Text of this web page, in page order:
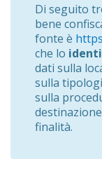
Di seguito
bene
fonte è
che lo
dati sulla
sulla
sulla
finalità.